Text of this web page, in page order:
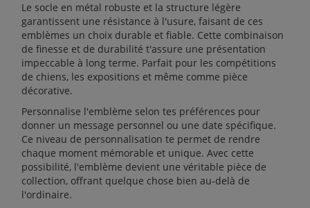
Le socle en métal robuste et la structure légère
garantissent une résistance à l'usure, faisant de ces
emblèmes un choix durable et fiable. Cette combinaison
de finesse et de durabilité t'assure une présentation
impeccable à long terme. Parfait pour les compétitions
de chiens, les expositions et même comme pièce
décorative.
Personnalise l'emblème selon tes préférences pour
donner un message personnel ou une date spécifique.
Ce niveau de personnalisation te permet de rendre
chaque moment mémorable et unique. Avec cette
possibilité, l'emblème devient une véritable pièce de
collection, offrant quelque chose bien au-delà de
l'ordinaire.